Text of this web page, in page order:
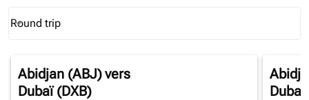
Journey Types option Round trip Selected
Round trip
keyboard_arrow_down
Abidjan (ABJ)vers
Dubaï (DXB)
Dubaï